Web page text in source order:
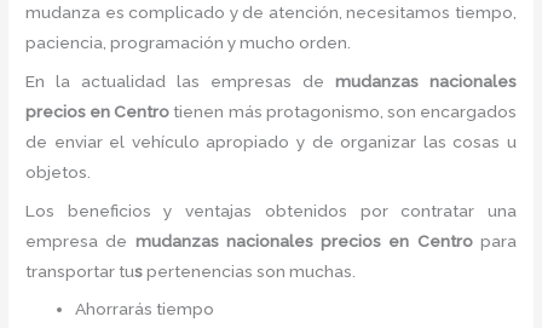
mudanza es complicado y de atención, necesitamos tiempo,
paciencia, programación y mucho orden.
En la actualidad las empresas de mudanzas nacionales
precios en Centro tienen más protagonismo, son encargados
de enviar el vehículo apropiado y de organizar las cosas u
objetos.
Los beneficios y ventajas obtenidos por contratar una
empresa de mudanzas nacionales precios en Centro para
transportar tuspertenencias son muchas.
Ahorrarás tiempo